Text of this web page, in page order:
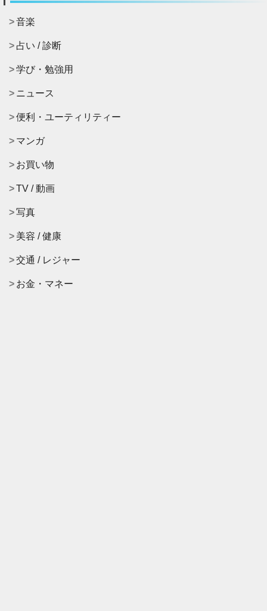
音楽
占い / 診断
学び・勉強用
ニュース
便利・ユーティリティー
マンガ
お買い物
TV / 動画
写真
美容 / 健康
交通 / レジャー
お金・マネー